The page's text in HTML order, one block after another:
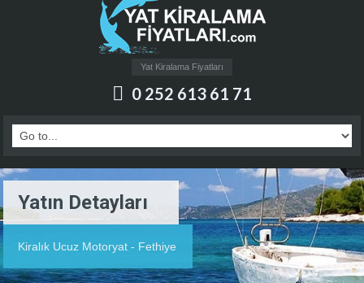
Yat Kiralama Fiyatları
0 252 613 61 71
Yatın Detayları
Kiralık Ucuz Motoryat - Fethiye